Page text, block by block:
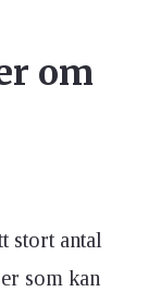
om
stort antal
som kan